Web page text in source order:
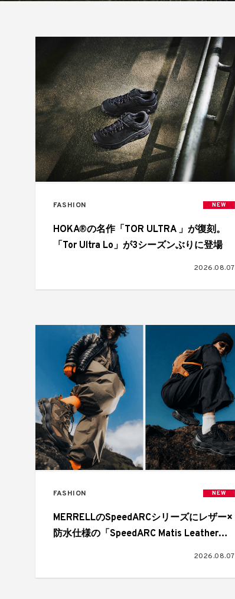
FASHION NEW
HOKA®の名作「TOR ULTRA 」が復刻。
「Tor Ultra Lo」が3シーズンぶりに登場
2026.08.07
FASHION NEW
MERRELLのSpeedARCシリーズにレザー×
防水仕様の「SpeedARC Matis Leather
2026.08.07